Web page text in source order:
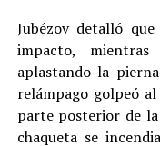
Jubézov detalló
impacto,
aplastando la
relámpago golpeó
parte posterior de
chaqueta se